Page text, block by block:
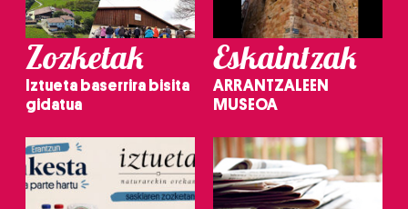
Zozketak
Iztueta baserrira bisita
gidatua
Eskaintzak
ARRANTZALEEN
MUSEOA